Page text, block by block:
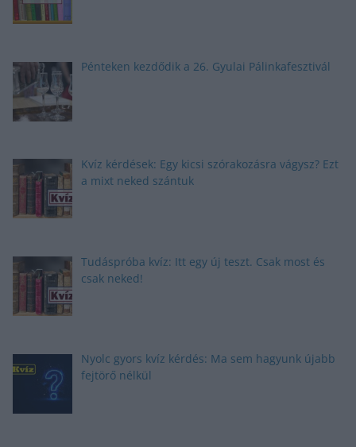
Pénteken kezdődik a 26. Gyulai Pálinkafesztivál
Kvíz kérdések: Egy kicsi szórakozásra vágysz? Ezt
a mixt neked szántuk
Tudáspróba kvíz: Itt egy új teszt. Csak most és
csak neked!
Nyolc gyors kvíz kérdés: Ma sem hagyunk újabb
fejtörő nélkül